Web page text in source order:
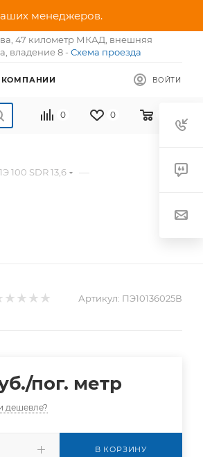
менеджеров.
47 километр МКАД, внешняя
владение 8 - Схема проезда
ВОЙТИ
КОМПАНИИ
0 0
100 SDR 13,6 —
Артикул: ПЭ10136025В
/пог. метр
дешевле?
В КОРЗИНУ